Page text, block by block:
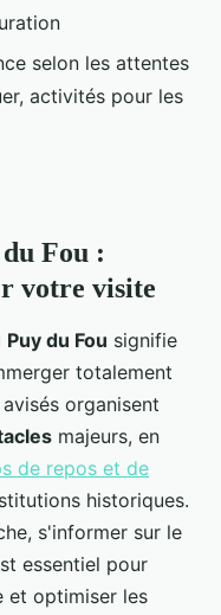
selon les attentes
activités pour les
Fou :
votre visite
Puy du Fou signifie
totalement
organisent
majeurs, en
de repos et de
historiques.
s'informer sur le
essentiel pour
et optimiser les